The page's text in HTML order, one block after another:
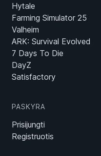
Hytale
Farming Simulator 25
Valheim
ARK: Survival Evolved
7 Days To Die
DayZ
Satisfactory
PASKYRA
Prisijungti
Registruotis